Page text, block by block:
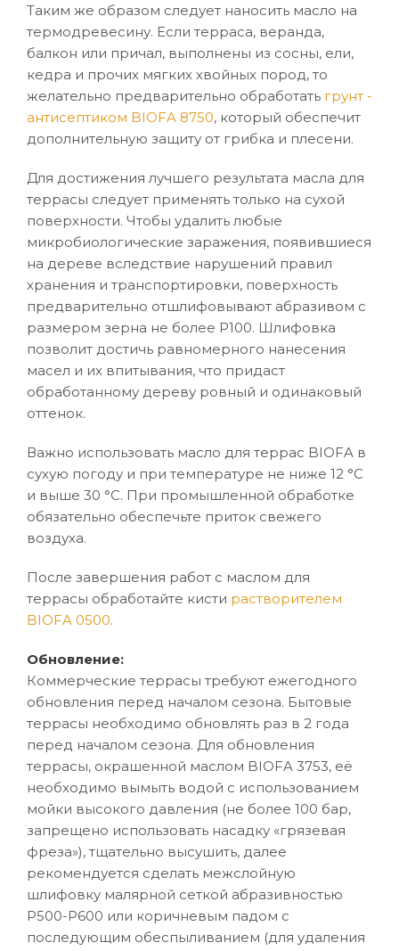
Таким же образом следует наносить масло на
термодревесину. Если терраса, веранда,
балкон или причал, выполнены из сосны, ели,
кедра и прочих мягких хвойных пород, то
желательно предварительно обработать грунт -
антисептиком BIOFA 8750, который обеспечит
дополнительную защиту от грибка и плесени.
Для достижения лучшего результата масла для
террасы следует применять только на сухой
поверхности. Чтобы удалить любые
микробиологические заражения, появившиеся
на дереве вследствие нарушений правил
хранения и транспортировки, поверхность
предварительно отшлифовывают абразивом с
размером зерна не более Р100. Шлифовка
позволит достичь равномерного нанесения
масел и их впитывания, что придаст
обработанному дереву ровный и одинаковый
оттенок.
Важно использовать масло для террас BIOFA в
сухую погоду и при температуре не ниже 12 °C
и выше 30 °C. При промышленной обработке
обязательно обеспечьте приток свежего
воздуха.
После завершения работ с маслом для
террасы обработайте кисти растворителем
BIOFA 0500.
Обновление:
Коммерческие террасы требуют ежегодного
обновления перед началом сезона. Бытовые
террасы необходимо обновлять раз в 2 года
перед началом сезона. Для обновления
террасы, окрашенной маслом BIOFA 3753, её
необходимо вымыть водой с использованием
мойки высокого давления (не более 100 бар,
запрещено использовать насадку «грязевая
фреза»), тщательно высушить, далее
рекомендуется сделать межслойную
шлифовку малярной сеткой абразивностью
P500-Р600 или коричневым падом с
последующим обеспыливанием (для удаления